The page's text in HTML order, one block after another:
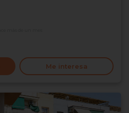
Me interesa